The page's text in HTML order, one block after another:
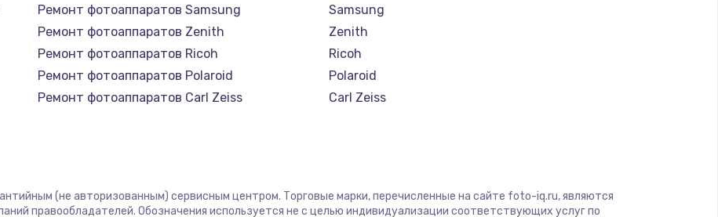
Ремонт фотоаппаратов Samsung
Ремонт фотоаппаратов Zenith
Ремонт фотоаппаратов Ricoh
Ремонт фотоаппаратов Polaroid
Ремонт фотоаппаратов Carl Zeiss
Samsung
Zenith
Ricoh
Polaroid
Carl Zeiss
(не авторизованным) сервисным центром. Торговые марки, перечисленные на сайте foto-iq.ru, являются
правообладателей. Обозначения используется не с целью индивидуализации соответствующих услуг по